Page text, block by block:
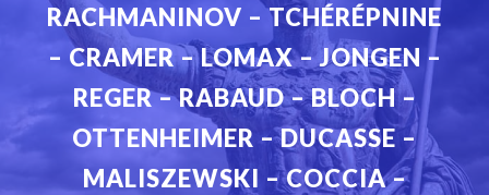
RACHMANINOV – TCHÉRÉPNINE
– CRAMER – LOMAX – JONGEN –
REGER – RABAUD – BLOCH –
OTTENHEIMER – DUCASSE –
MALISZEWSKI – COCCIA –